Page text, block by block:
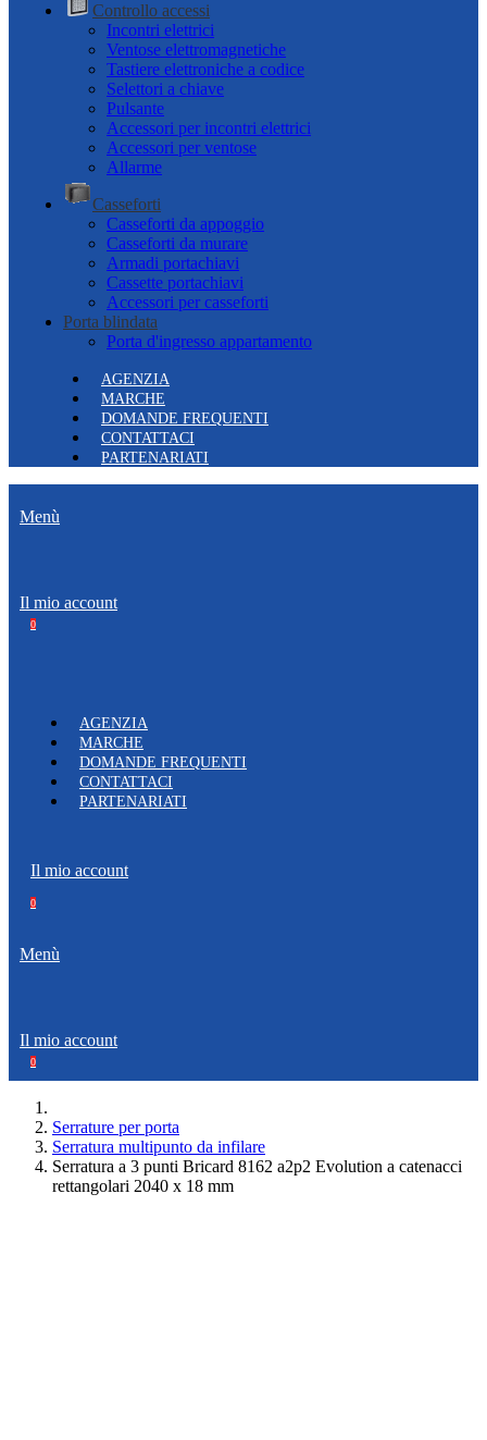
Controllo accessi
Incontri elettrici
Ventose elettromagnetiche
Tastiere elettroniche a codice
Selettori a chiave
Pulsante
Accessori per incontri elettrici
Accessori per ventose
Allarme
Casseforti
Casseforti da appoggio
Casseforti da murare
Armadi portachiavi
Cassette portachiavi
Accessori per casseforti
Porta blindata
Porta d'ingresso appartamento
AGENZIA
MARCHE
DOMANDE FREQUENTI
CONTATTACI
PARTENARIATI
Menù
Il mio account
0
AGENZIA
MARCHE
DOMANDE FREQUENTI
CONTATTACI
PARTENARIATI
Il mio account
0
Menù
Il mio account
0
Serrature per porta
Serratura multipunto da infilare
Serratura a 3 punti Bricard 8162 a2p2 Evolution a catenacci
rettangolari 2040 x 18 mm